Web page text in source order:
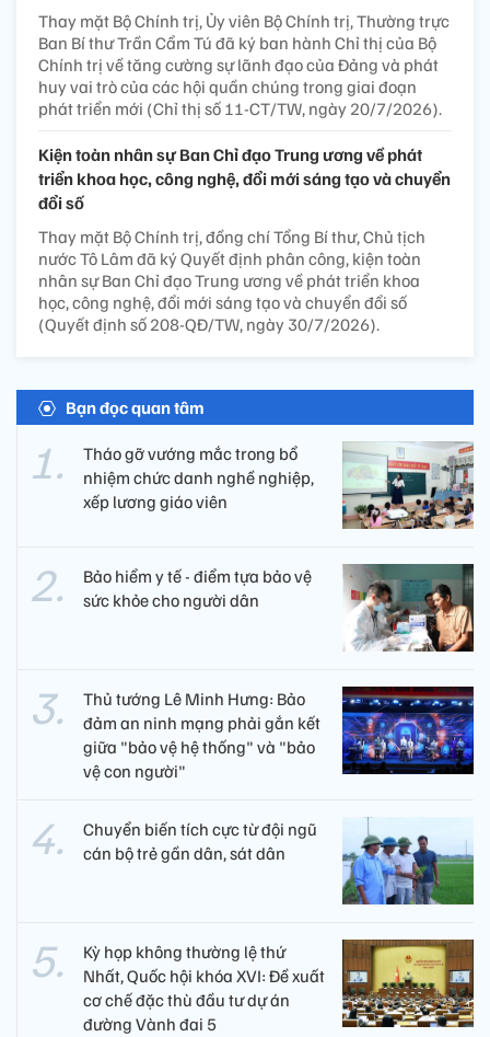
Thay mặt Bộ Chính trị, Ủy viên Bộ Chính trị, Thường trực
Ban Bí thư Trần Cẩm Tú đã ký ban hành Chỉ thị của Bộ
Chính trị về tăng cường sự lãnh đạo của Đảng và phát
huy vai trò của các hội quần chúng trong giai đoạn
phát triển mới (Chỉ thị số 11-CT/TW, ngày 20/7/2026).
Kiện toàn nhân sự Ban Chỉ đạo Trung ương về phát
triển khoa học, công nghệ, đổi mới sáng tạo và chuyển
đổi số
Thay mặt Bộ Chính trị, đồng chí Tổng Bí thư, Chủ tịch
nước Tô Lâm đã ký Quyết định phân công, kiện toàn
nhân sự Ban Chỉ đạo Trung ương về phát triển khoa
học, công nghệ, đổi mới sáng tạo và chuyển đổi số
(Quyết định số 208-QĐ/TW, ngày 30/7/2026).
Bạn đọc quan tâm
Tháo gỡ vướng mắc trong bổ
nhiệm chức danh nghề nghiệp,
xếp lương giáo viên
Bảo hiểm y tế - điểm tựa bảo vệ
sức khỏe cho người dân
Thủ tướng Lê Minh Hưng: Bảo
đảm an ninh mạng phải gắn kết
giữa "bảo vệ hệ thống" và "bảo
vệ con người"
Chuyển biến tích cực từ đội ngũ
cán bộ trẻ gần dân, sát dân
Kỳ họp không thường lệ thứ
Nhất, Quốc hội khóa XVI: Đề xuất
cơ chế đặc thù đầu tư dự án
đường Vành đai 5